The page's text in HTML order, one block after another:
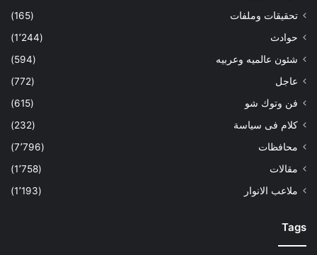
تحقيقات وملفات
(165)
حوادث
(1٬244)
شئون عالميه وعربيه
(594)
عاجل
(772)
فن وتوك شو
(615)
كلام فى سياسة
(232)
محافظات
(7٬796)
مقالات
(1٬758)
ملاعب الانوار
(1٬193)
Tags